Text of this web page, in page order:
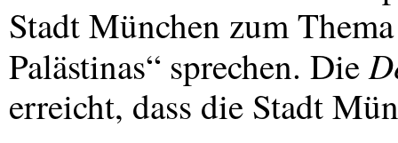
Stadt München zum
Palästinas“ sprechen. Die
erreicht, dass die Stadt